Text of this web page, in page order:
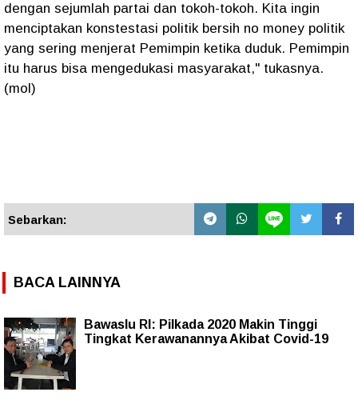
dengan sejumlah partai dan tokoh-tokoh. Kita ingin
menciptakan konstestasi politik bersih no money politik
yang sering menjerat Pemimpin ketika duduk. Pemimpin
itu harus bisa mengedukasi masyarakat," tukasnya.
(mol)
Sebarkan:
BACA LAINNYA
Bawaslu RI: Pilkada 2020 Makin Tinggi
Tingkat Kerawanannya Akibat Covid-19